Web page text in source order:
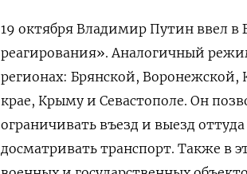
19 октября Владимир Путин ввел в
реагирования». Аналогичный
регионах: Брянской, Воронежской,
крае, Крыму и Севастополе. Он
ограничивать въезд и выезд
досматривать транспорт. Также в